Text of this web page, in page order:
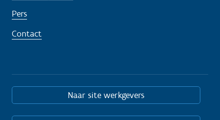
Pers
Contact
Naar site werkgevers